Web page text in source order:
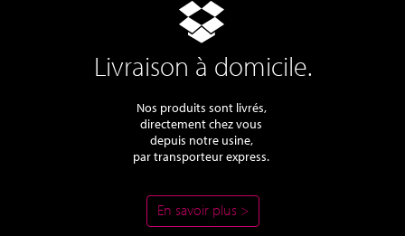
Livraison à domicile.
Nos produits sont livrés,
directement chez vous
depuis notre usine,
par transporteur express.
En savoir plus >